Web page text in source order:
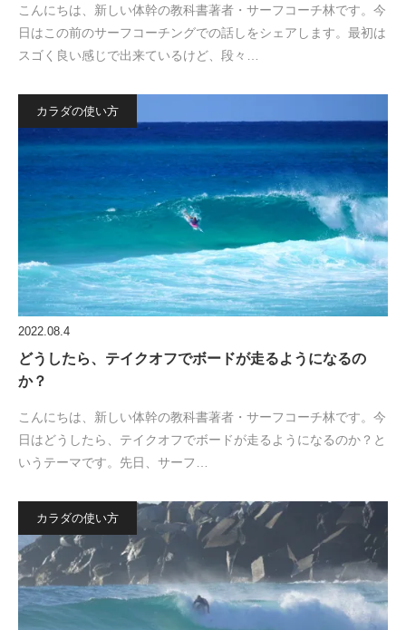
こんにちは、新しい体幹の教科書著者・サーフコーチ林です。今
日はこの前のサーフコーチングでの話しをシェアします。最初は
スゴく良い感じで出来ているけど、段々…
カラダの使い方
2022.08.4
どうしたら、テイクオフでボードが走るようになるの
か？
こんにちは、新しい体幹の教科書著者・サーフコーチ林です。今
日はどうしたら、テイクオフでボードが走るようになるのか？と
いうテーマです。先日、サーフ…
カラダの使い方